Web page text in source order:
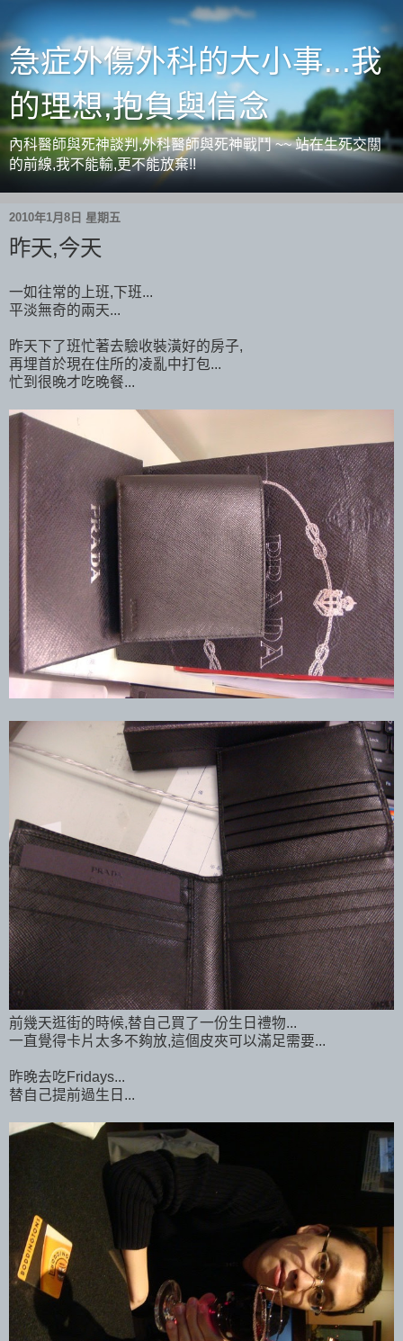
急症外傷外科的大小事...我
的理想,抱負與信念
內科醫師與死神談判,外科醫師與死神戰鬥 ~~ 站在生死交關
的前線,我不能輸,更不能放棄!!
2010年1月8日 星期五
昨天,今天
一如往常的上班,下班...
平淡無奇的兩天...
昨天下了班忙著去驗收裝潢好的房子,
再埋首於現在住所的凌亂中打包...
忙到很晚才吃晚餐...
前幾天逛街的時候,替自己買了一份生日禮物...
一直覺得卡片太多不夠放,這個皮夾可以滿足需要...
昨晚去吃Fridays...
替自己提前過生日...